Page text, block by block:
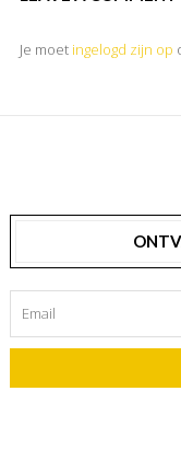
Je moet ingelogd zijn op